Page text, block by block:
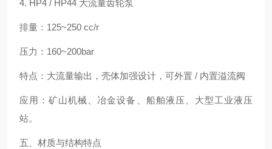
4. HP4 / HP44 大流量齿轮泵
排量：125~250 cc/r
压力：160~200bar
特点：大流量输出，壳体加强设计，可外置 / 内置溢流阀
应用：矿山机械、冶金设备、船舶液压、大型工业液压
站。
五、材质与结构特点